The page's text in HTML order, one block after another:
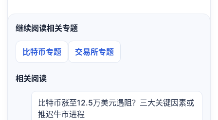
继续阅读相关专题
比特币专题 交易所专题
相关阅读
比特币涨至12.5万美元遇阻？三大关键因素或
推迟牛市进程